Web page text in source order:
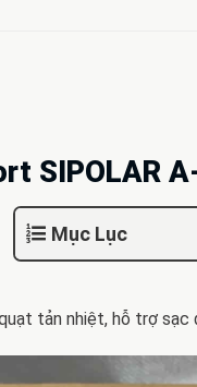
SIPOLAR
Mục Lục
tản nhiệt, hỗ trợ sạc